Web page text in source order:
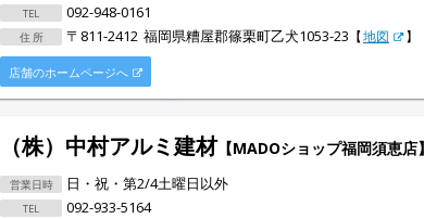
092-948-0161
〒811-2412 福岡県糟屋郡篠栗町乙犬1053-23 【地図 】
店舗のホームページへ
（株）中村アルミ建材【MADOショップ福岡須恵店】
日・祝・第2/4土曜日以外
092-933-5164